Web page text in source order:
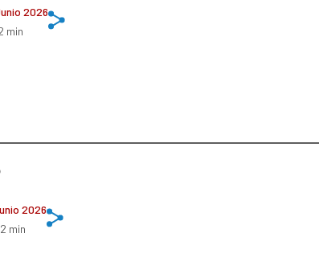
2026
min
2026
min